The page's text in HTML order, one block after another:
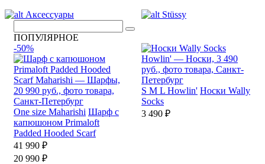
Аксессуары
Stüssy
ПОПУЛЯРНОЕ
-50%
One size Maharishi Шарф с
капюшоном Primaloft
Padded Hooded Scarf
41 990 ₽
20 990 ₽
S M L Howlin' Носки Wally
Socks
3 490 ₽